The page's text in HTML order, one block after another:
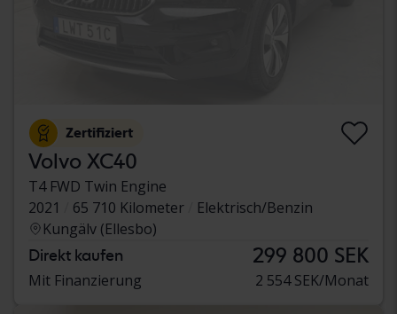
Zertifiziert
Volvo XC40
T4 FWD Twin Engine
2021
65 710 Kilometer
Elektrisch/Benzin
Kungälv (Ellesbo)
Direkt kaufen 299 800 SEK
Mit Finanzierung 2 554 SEK/Monat